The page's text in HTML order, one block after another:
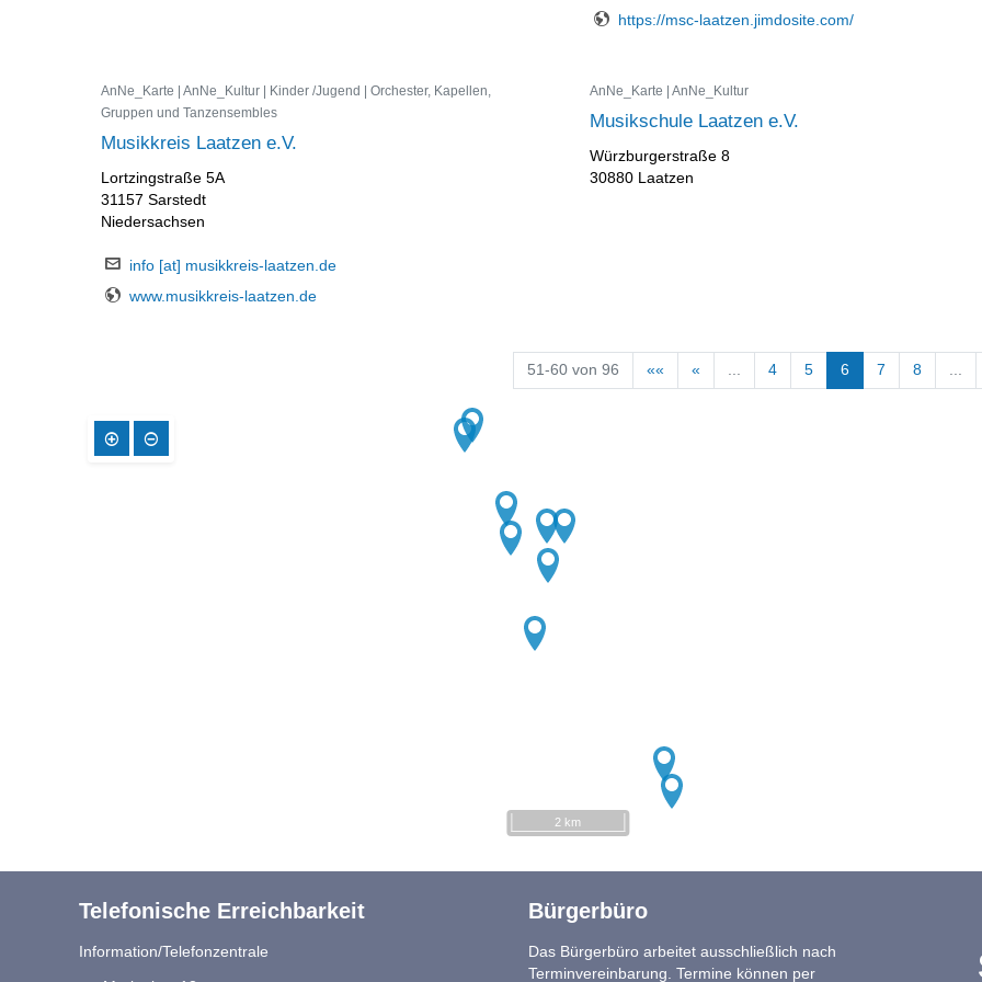
https://msc-laatzen.jimdosite.com/
AnNe_Karte | AnNe_Kultur | Kinder /Jugend | Orchester, Kapellen,
Gruppen und Tanzensembles
Musikkreis Laatzen e.V.
Lortzingstraße 5A
31157 Sarstedt
Niedersachsen
info [at] musikkreis-laatzen.de
www.musikkreis-laatzen.de
AnNe_Karte | AnNe_Kultur
Musikschule Laatzen e.V.
Würzburgerstraße 8
30880 Laatzen
51-60 von 96 «« « 4 5 6 7 8
2 km
Telefonische Erreichbarkeit
Information/Telefonzentrale
Bürgerbüro
Das Bürgerbüro arbeitet ausschließlich nach
Terminvereinbarung. Termine können per